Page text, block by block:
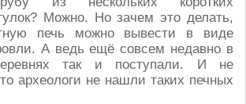
Можно. Но зачем это делать,
печь можно вывести в виде
А ведь ещё совсем недавно в
так и поступали. И не
археологи не нашли таких печных